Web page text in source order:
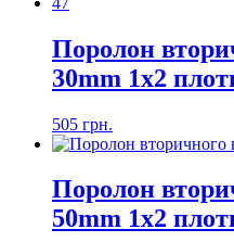
Поролон
30mm 1x2
505 грн.
Поролон
50mm 1x2